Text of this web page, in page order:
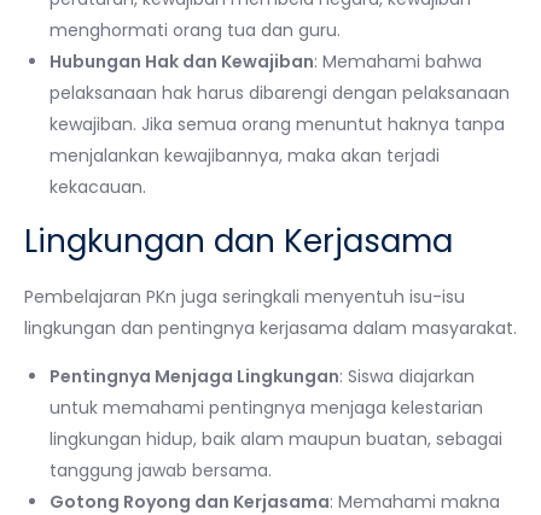
menghormati orang tua dan guru.
Hubungan Hak dan Kewajiban: Memahami bahwa
pelaksanaan hak harus dibarengi dengan pelaksanaan
kewajiban. Jika semua orang menuntut haknya tanpa
menjalankan kewajibannya, maka akan terjadi
kekacauan.
Lingkungan dan Kerjasama
Pembelajaran PKn juga seringkali menyentuh isu-isu
lingkungan dan pentingnya kerjasama dalam masyarakat.
Pentingnya Menjaga Lingkungan: Siswa diajarkan
untuk memahami pentingnya menjaga kelestarian
lingkungan hidup, baik alam maupun buatan, sebagai
tanggung jawab bersama.
Gotong Royong dan Kerjasama: Memahami makna